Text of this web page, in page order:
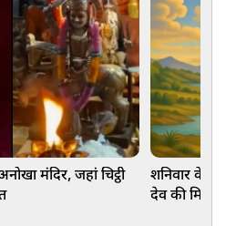
मंदिर, जहां चिट्ठी
शनिवार के
देव की